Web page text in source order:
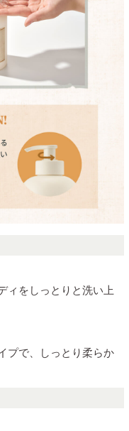
ィをしっとりと洗い上
プで、しっとり柔らか